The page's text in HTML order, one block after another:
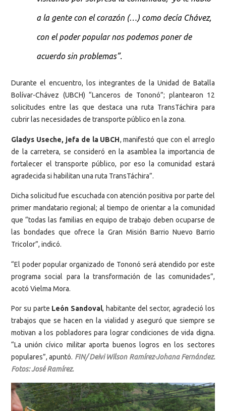
a la gente con el corazón (…) como decía Chávez,
con el poder popular nos podemos poner de
acuerdo sin problemas”.
Durante el encuentro, los integrantes de la Unidad de Batalla
Bolívar-Chávez (UBCH) “Lanceros de Tononó”; plantearon 12
solicitudes entre las que destaca una ruta TransTáchira para
cubrir las necesidades de transporte público en la zona.
Gladys Useche, jefa de la UBCH, manifestó que con el arreglo
de la carretera, se consideró en la asamblea la importancia de
fortalecer el transporte público, por eso la comunidad estará
agradecida si habilitan una ruta TransTáchira”.
Dicha solicitud fue escuchada con atención positiva por parte del
primer mandatario regional; al tiempo de orientar a la comunidad
que “todas las familias en equipo de trabajo deben ocuparse de
las bondades que ofrece la Gran Misión Barrio Nuevo Barrio
Tricolor”, indicó.
“El poder popular organizado de Tononó será atendido por este
programa social para la transformación de las comunidades”,
acotó Vielma Mora.
Por su parte León Sandoval, habitante del sector, agradeció los
trabajos que se hacen en la vialidad y aseguró que siempre se
motivan a los pobladores para lograr condiciones de vida digna.
“La unión cívico militar aporta buenos logros en los sectores
populares”, apuntó. FIN/ Deivi Wilson Ramírez-Johana Fernández.
Fotos: José Ramírez.